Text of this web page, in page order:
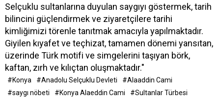
Selçuklu sultanlarına duyulan saygıyı göstermek, tarih
bilincini güçlendirmek ve ziyaretçilere tarihi
kimliğimizi törenle tanıtmak amacıyla yapılmaktadır.
Giyilen kıyafet ve teçhizat, tamamen dönemi yansıtan,
üzerinde Türk motifi ve simgelerini taşıyan börk,
kaftan, zırh ve kılıçtan oluşmaktadır."
#Konya #Anadolu Selçuklu Devleti
#Alaaddin Cami
#saygı nöbeti
#Konya Alaeddin Cami
#Sultanlar Türbesi